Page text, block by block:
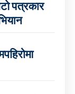
पत्रकार